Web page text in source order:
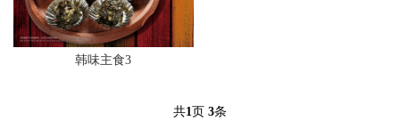
韩味主食3
共1 页 3条